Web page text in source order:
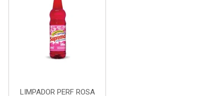
LIMPADOR PERF ROSA